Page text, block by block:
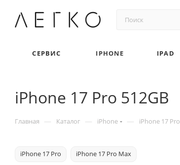
СЕРВИС IPHONE IPAD
iPhone 17 Pro 512GB
Главная — Каталог — iPhone — iPhone 17 Pro
iPhone 17 Pro iPhone 17 Pro Max